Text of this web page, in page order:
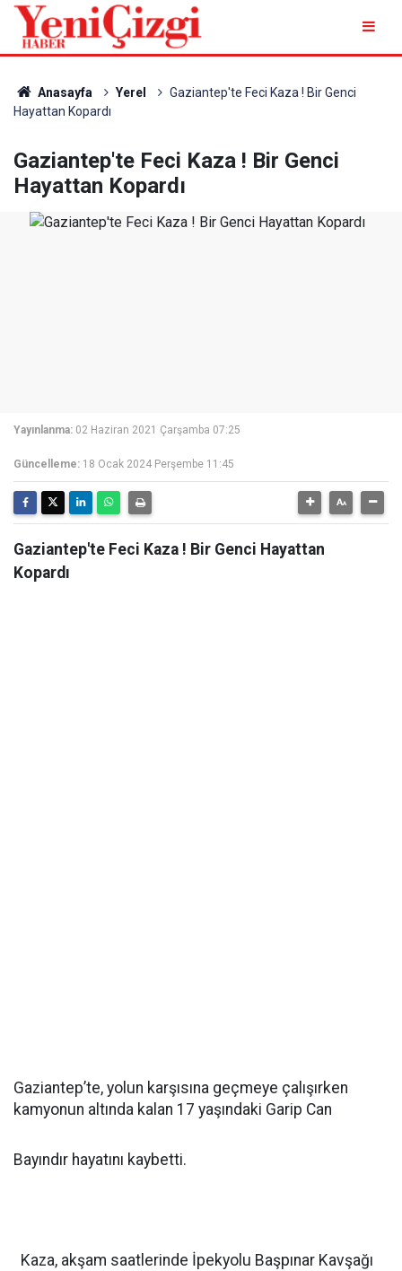
Anasayfa Yerel
Gaziantep'te Feci Kaza ! Bir Genci
Hayattan Kopardı
Gaziantep'te Feci Kaza ! Bir Genci
Hayattan Kopardı
Yayınlanma: 02 Haziran 2021 Çarşamba 07:25
Güncelleme: 18 Ocak 2024 Perşembe 11:45
Gaziantep'te Feci Kaza ! Bir Genci Hayattan
Kopardı
Gaziantep’te, yolun karşısına geçmeye çalışırken
kamyonun altında kalan 17 yaşındaki Garip Can
Bayındır hayatını kaybetti.
Kaza, akşam saatlerinde İpekyolu Başpınar Kavşağı